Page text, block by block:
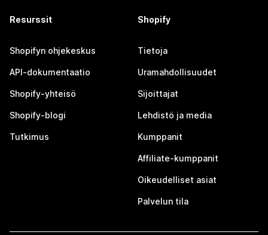
Resurssit
Shopifyn ohjekeskus
API-dokumentaatio
Shopify-yhteisö
Shopify-blogi
Tutkimus
Shopify
Tietoja
Uramahdollisuudet
Sijoittajat
Lehdistö ja media
Kumppanit
Affiliate-kumppanit
Oikeudelliset asiat
Palvelun tila